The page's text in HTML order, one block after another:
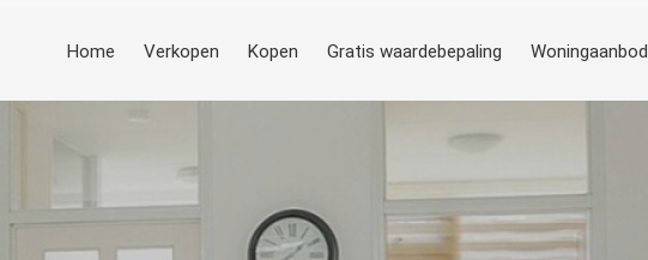
Home Verkopen Kopen Gratis waardebepaling Woningaanbod